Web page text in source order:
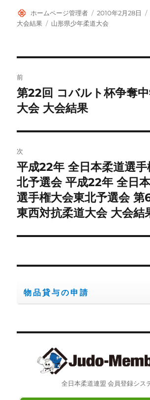
投
稿
ホームページ管理者
投
稿
2010年2月28日
大会結果
タ
山形県少年柔道大会
稿
ナ
ビ
ゲ
ー
シ
ョ
ン
前
前
の
稿:
第22回 コバルト杯争奪
大会 大会結果
次
次
の
投
稿:
平成22年 全日本柔道選
北予選会 平成22年 全日
選手権大会東北予選会 第
東西対抗柔道大会 大会結
物品貸与の申請
全日本柔道連盟 会員登録シス